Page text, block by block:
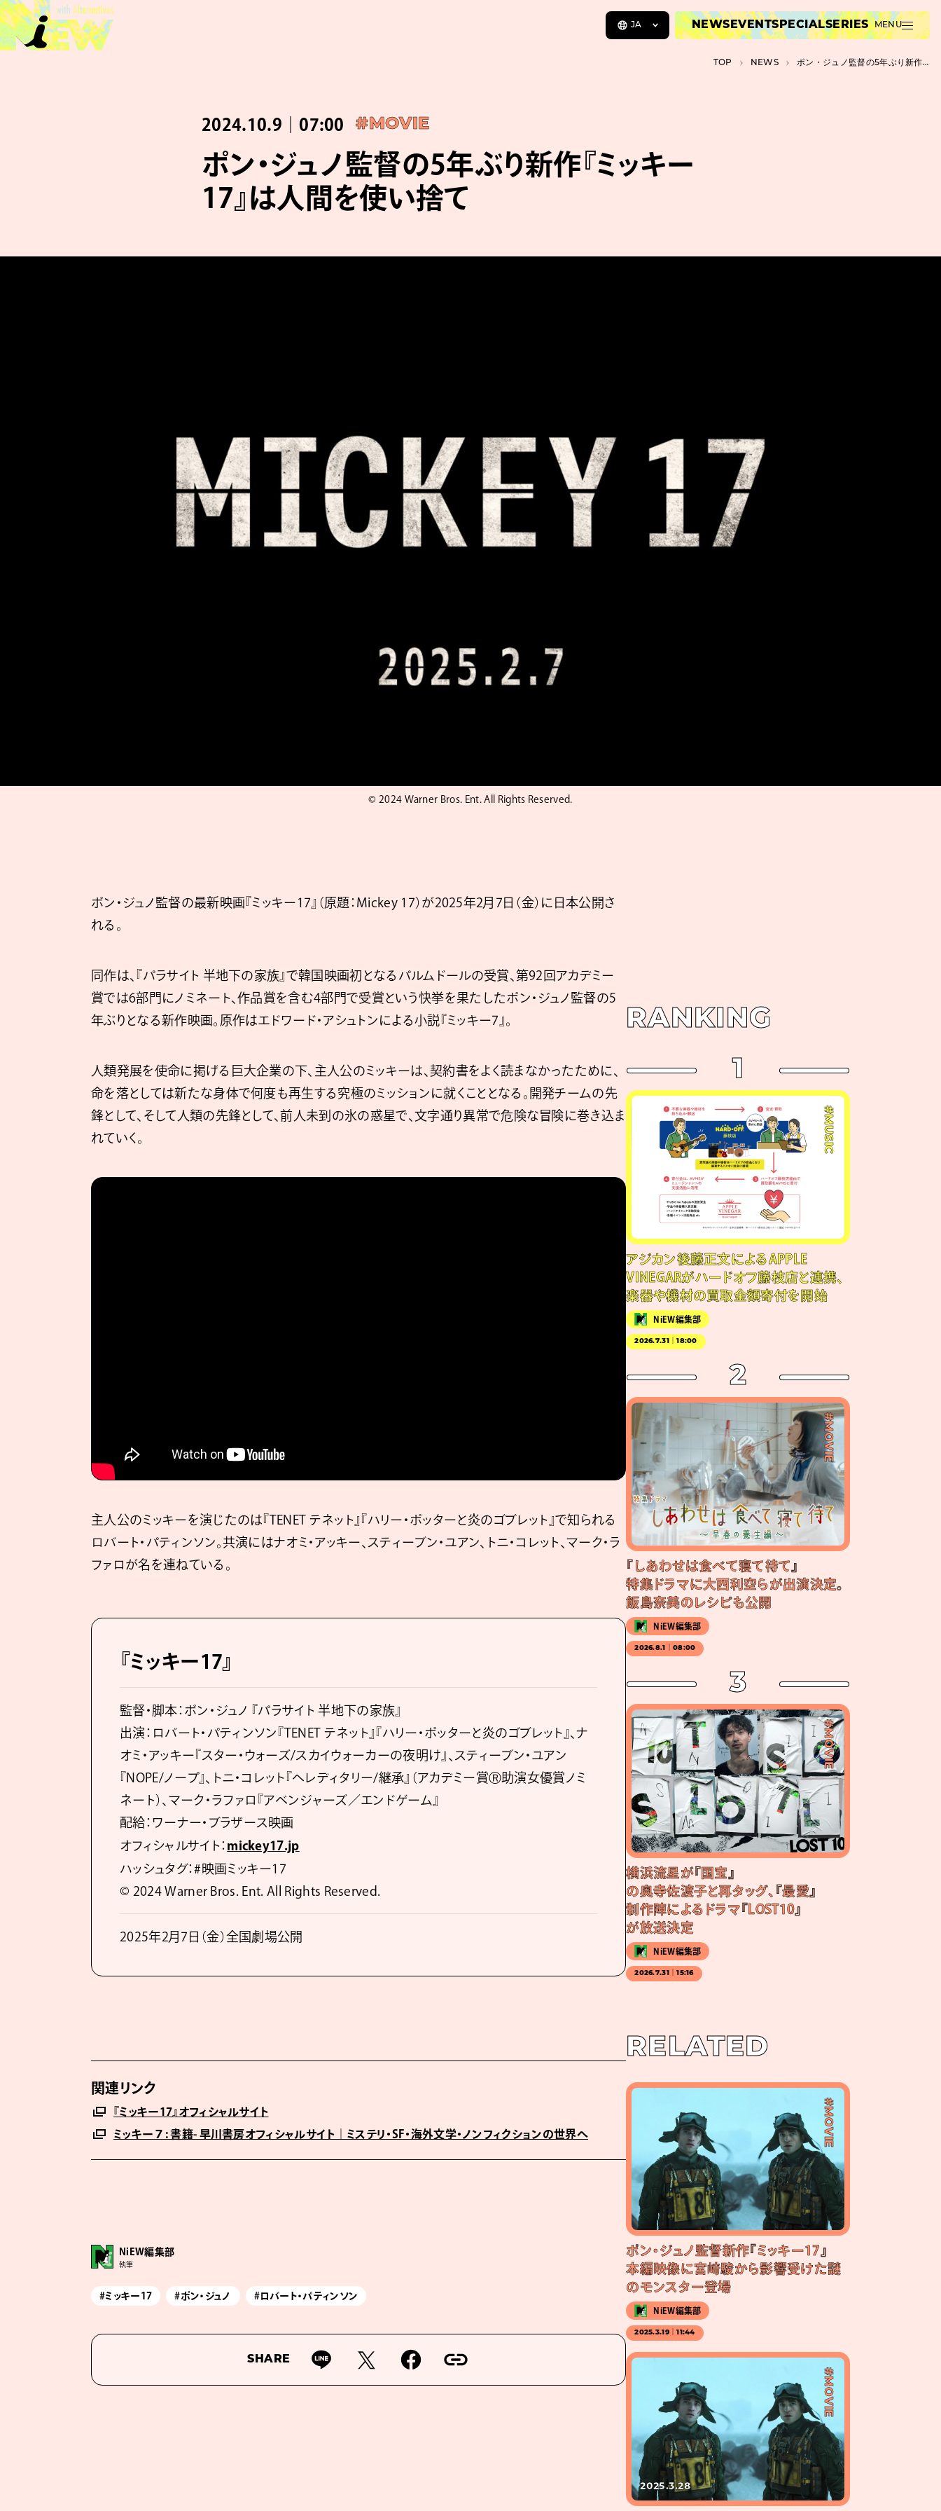
JA NEWSEVENTSPECIALSERIES MENU
TOP NEWS ポン・ジュノ監督の5年ぶり新作『ミッキー17』は人間を使い捨て
2024.10.9｜07:00 #MOVIE
ポン・ジュノ監督の5年ぶり新作『ミッキー
17』は人間を使い捨て
© 2024 Warner Bros. Ent. All Rights Reserved.
ポン・ジュノ監督の最新映画『ミッキー17』（原題：Mickey 17）が2025年2月7日（金）に日本公開さ
れる。
同作は、『パラサイト 半地下の家族』で韓国映画初となるパルムドールの受賞、第92回アカデミー
賞では6部門にノミネート、作品賞を含む4部門で受賞という快挙を果たしたポン・ジュノ監督の5
年ぶりとなる新作映画。原作はエドワード・アシュトンによる⼩説『ミッキー7』。
⼈類発展を使命に掲げる巨⼤企業の下、主⼈公のミッキーは、契約書をよく読まなかったために、
命を落としては新たな⾝体で何度も再⽣する究極のミッションに就くこととなる。開発チームの先
鋒として、そして⼈類の先鋒として、前⼈未到の氷の惑星で、⽂字通り異常で危険な冒険に巻き込ま
れていく。
主⼈公のミッキーを演じたのは『TENET テネット』『ハリー・ポッターと炎のゴブレット』で知られる
ロバート・パティンソン。共演にはナオミ・アッキー、スティーブン・ユアン、トニ・コレット、マーク・ラ
ファロが名を連ねている。
『ミッキー17』
監督・脚本：ポン・ジュノ 『パラサイト 半地下の家族』
出演：ロバート・パティンソン『TENET テネット』『ハリー・ポッターと炎のゴブレット』、ナ
オミ・アッキー『スター・ウォーズ/スカイウォーカーの夜明け』、スティーブン・ユアン
『NOPE/ノープ』、トニ・コレット『ヘレディタリー/継承』（アカデミー賞Ⓡ助演⼥優賞ノミ
ネート）、マーク・ラファロ『アベンジャーズ／エンドゲーム』
配給：ワーナー・ブラザース映画
オフィシャルサイト： mickey17.jp
ハッシュタグ：#映画ミッキー17
© 2024 Warner Bros. Ent. All Rights Reserved.
2025年2月7日（金）全国劇場公開
関連リンク
『ミッキー17』オフィシャルサイト
ミッキー７: 書籍- 早川書房オフィシャルサイト｜ミステリ・SF・海外文学・ノンフィクションの世界へ
NiEW編集部
執筆
#ミッキー17 #ポン・ジュノ #ロバート・パティンソン
SHARE
RANKING
1
#MUSIC
アジカン後藤正文によるAPPLE
VINEGARがハードオフ藤枝店と連携、
楽器や機材の買取金額寄付を開始
NiEW編集部
2026.7.31｜18:00
2
#MOVIE
『しあわせは食べて寝て待て』
特集ドラマに大西利空らが出演決定。
飯島奈美のレシピも公開
NiEW編集部
2026.8.1｜08:00
3
#MOVIE
横浜流星が『国宝』
の奥寺佐渡子と再タッグ、『最愛』
制作陣によるドラマ『LOST10』
が放送決定
NiEW編集部
2026.7.31｜15:16
RELATED
#MOVIE
ポン・ジュノ監督新作『ミッキー17』
本編映像に宮﨑駿から影響受けた謎
のモンスター登場
NiEW編集部
2025.3.19｜11:44
#MOVIE
2025.3.28